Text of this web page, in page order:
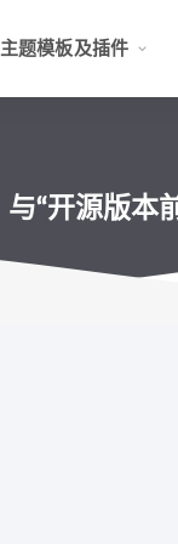
主题模板及插件
与“开源版本